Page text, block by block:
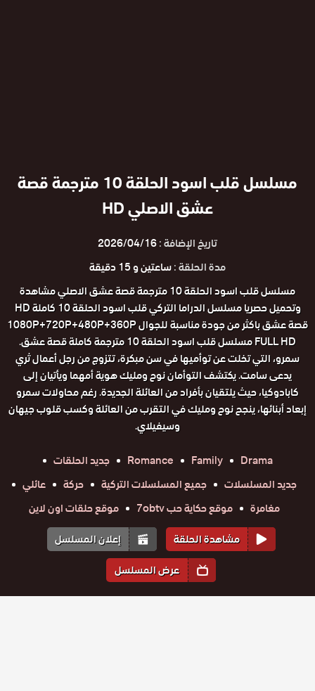
مسلسل قلب اسود الحلقة 10 مترجمة قصة
عشق الاصلي HD
تاريخ الإضافة :2026/04/16
مدة الحلقة :ساعتين و 15 دقيقة
مسلسل قلب اسود الحلقة 10 مترجمة قصة عشق الاصلي مشاهدة
وتحميل حصريا مسلسل الدراما التركي قلب اسود الحلقة 10 كاملة HD
قصة عشق باكثر من جودة مناسبة للجوال 1080P+720P+480P+360P
FULL HD مسلسل قلب اسود الحلقة 10 مترجمة كاملة قصة عشق.
سمرو، التي تخلت عن توأميها في سن مبكرة، تتزوج من رجل أعمال ثري
يدعى سامت. يكتشف التوأمان نوح ومليك هوية أمهما ويأتيان إلى
كابادوكيا، حيث يلتقيان بأفراد من العائلة الجديدة. رغم محاولات سمرو
إبعاد أبنائها، ينجح نوح ومليك في التقرب من العائلة وكسب قلوب جيهان
وسيفيلاي.
Drama
Family
Romance
جديد الحلقات
جديد المسلسلات
جميع المسلسلات التركية حركة
عائلي
مغامرة
موقع حكاية حب 7obtv
موقع حلقات اون لاين
مشاهدة الحلقة
إعلان المسلسل
عرض المسلسل